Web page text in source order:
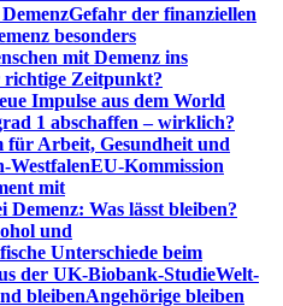
Gefahr der finanziellen
besonders
mit Demenz ins
richtige Zeitpunkt?
Impulse aus dem World
1 abschaffen – wirklich?
für Arbeit, Gesundheit und
WestfalenEU-Kommission
mit
Demenz: Was lässt bleiben?
und
Unterschiede beim
der UK-Biobank-StudieWelt-
bleibenAngehörige bleiben